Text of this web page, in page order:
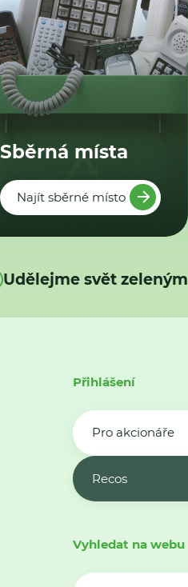
Sběrná místa
Najít sběrné místo
Udělejme svět zeleným
Přihlášení
Pro akcionáře
Recos
Vyhledat na webu